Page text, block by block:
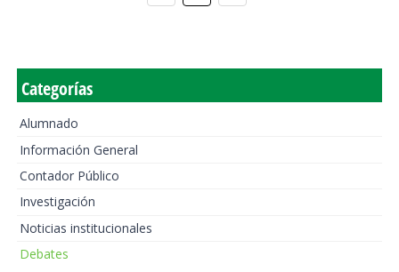
Categorías
Alumnado
Información General
Contador Público
Investigación
Noticias institucionales
Debates